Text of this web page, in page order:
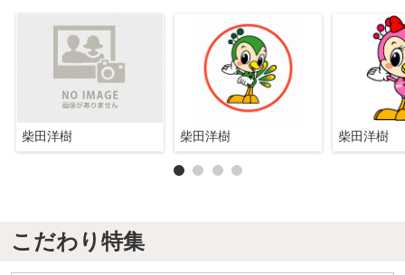
柴田洋樹 柴田洋樹 柴田洋樹
こだわり特集